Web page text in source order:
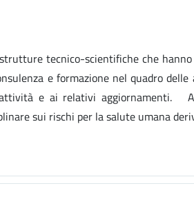
tecnico-scientifiche che
e formazione nel quadro
e ai relativi aggiornamenti.
sui rischi per la salute umana